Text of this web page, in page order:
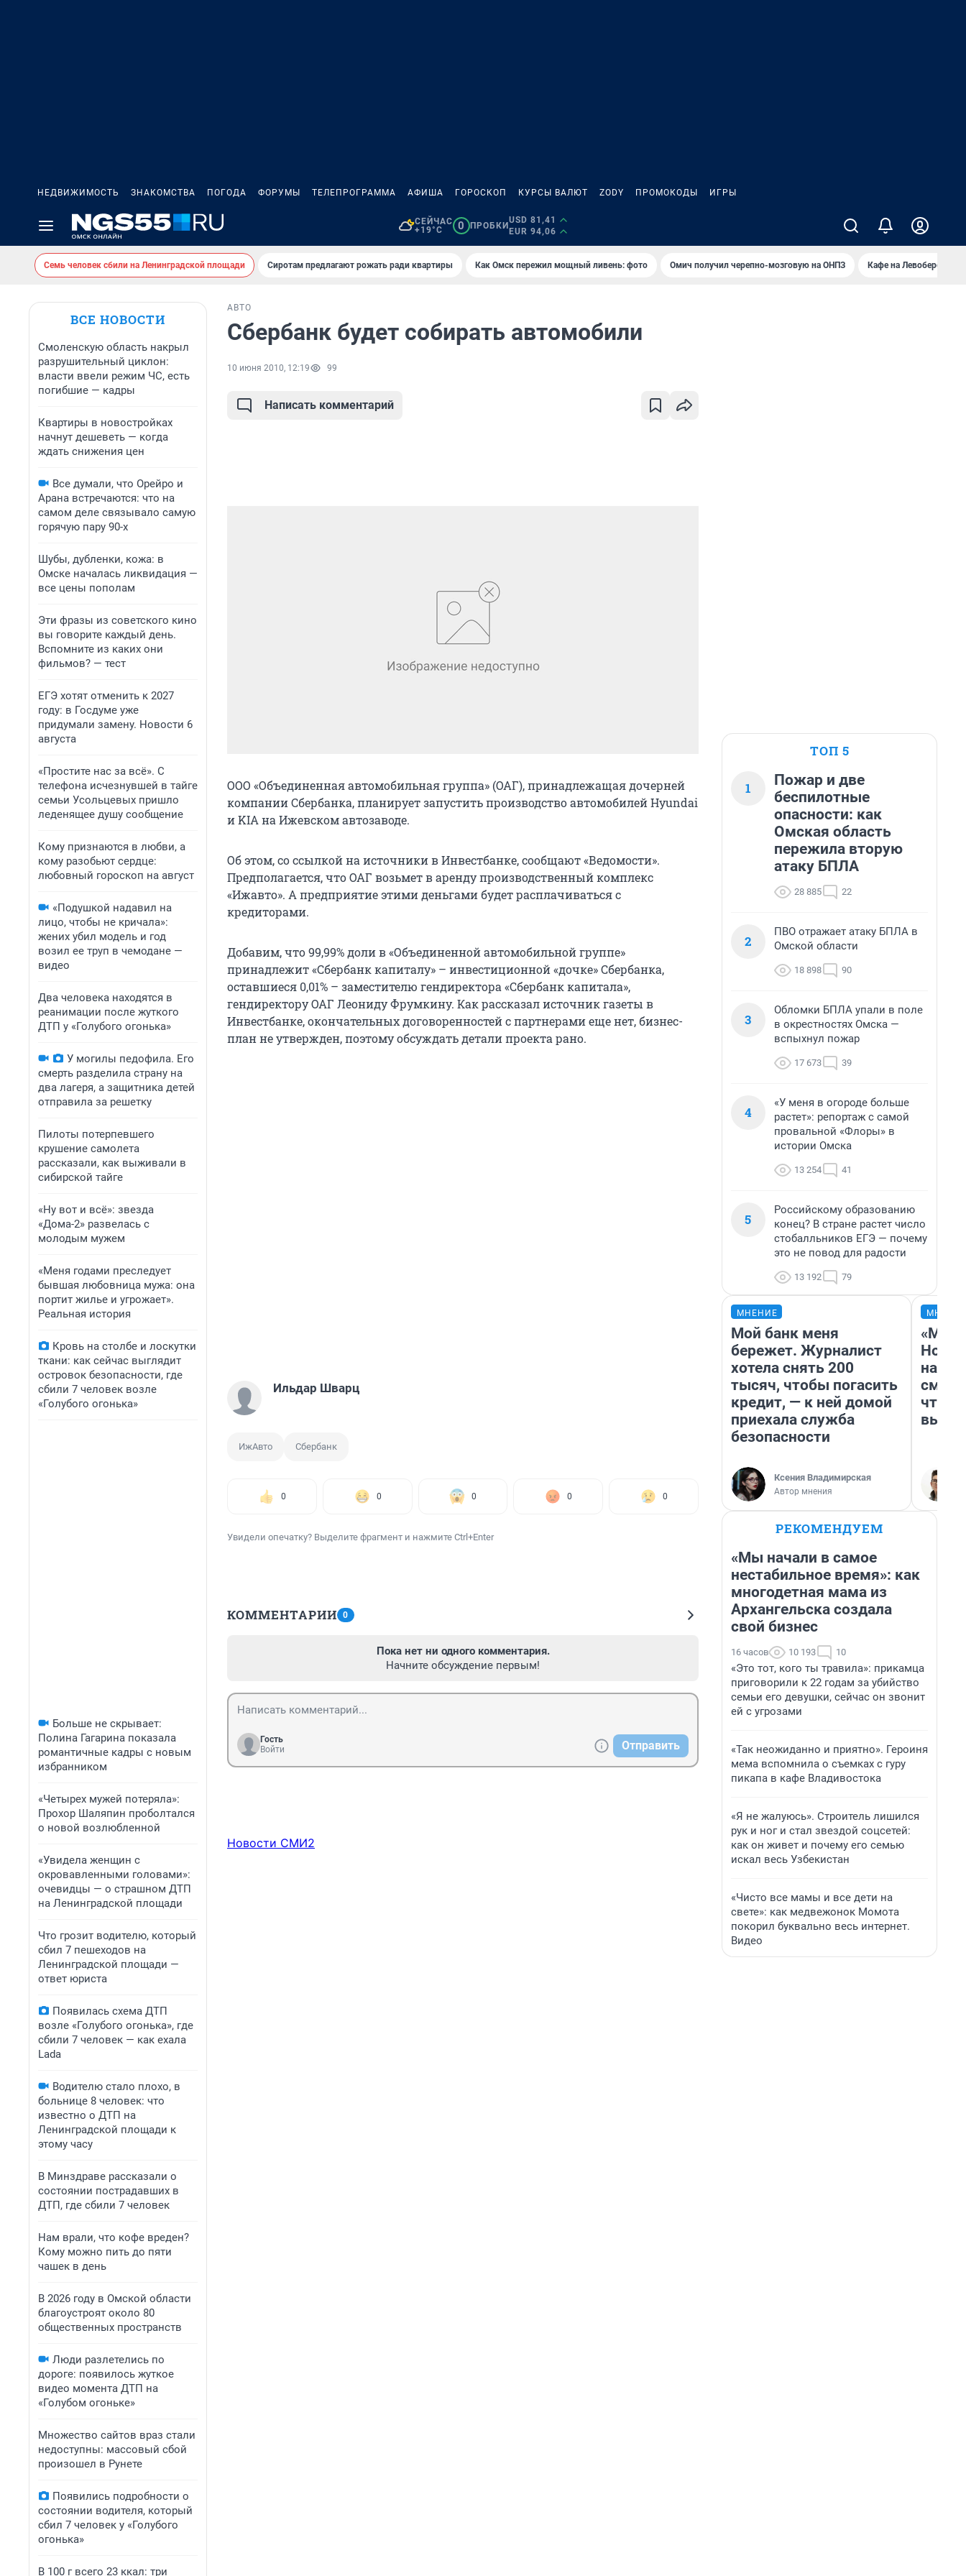
НЕДВИЖИМОСТЬ ЗНАКОМСТВА ПОГОДА ФОРУМЫ ТЕЛЕПРОГРАММА АФИША ГОРОСКОП КУРСЫ ВАЛЮТ ZODY ПРОМОКОДЫ ИГРЫ
СЕЙЧАС
+19°C
0 ПРОБКИ
USD 81,41
EUR 94,06
Семь человек сбили на Ленинградской площади Сиротам предлагают рожать ради квартиры Как Омск пережил мощный ливень: фото Омич получил черепно-мозговую на ОНПЗ Кафе на Левобережье
ВСЕ НОВОСТИ
Смоленскую область накрыл
разрушительный циклон:
власти ввели режим ЧС, есть
погибшие — кадры
Квартиры в новостройках
начнут дешеветь — когда
ждать снижения цен
Все думали, что Орейро и
Арана встречаются: что на
самом деле связывало самую
горячую пару 90-х
Шубы, дубленки, кожа: в
Омске началась ликвидация —
все цены пополам
Эти фразы из советского кино
вы говорите каждый день.
Вспомните из каких они
фильмов? — тест
ЕГЭ хотят отменить к 2027
году: в Госдуме уже
придумали замену. Новости 6
августа
«Простите нас за всё». С
телефона исчезнувшей в тайге
семьи Усольцевых пришло
леденящее душу сообщение
Кому признаются в любви, а
кому разобьют сердце:
любовный гороскоп на август
«Подушкой надавил на
лицо, чтобы не кричала»:
жених убил модель и год
возил ее труп в чемодане —
видео
Два человека находятся в
реанимации после жуткого
ДТП у «Голубого огонька»
У могилы педофила. Его
смерть разделила страну на
два лагеря, а защитника детей
отправила за решетку
Пилоты потерпевшего
крушение самолета
рассказали, как выживали в
сибирской тайге
«Ну вот и всё»: звезда
«Дома-2» развелась с
молодым мужем
«Меня годами преследует
бывшая любовница мужа: она
портит жилье и угрожает».
Реальная история
Кровь на столбе и лоскутки
ткани: как сейчас выглядит
островок безопасности, где
сбили 7 человек возле
«Голубого огонька»
Больше не скрывает:
Полина Гагарина показала
романтичные кадры с новым
избранником
«Четырех мужей потеряла»:
Прохор Шаляпин проболтался
о новой возлюбленной
«Увидела женщин с
окровавленными головами»:
очевидцы — о страшном ДТП
на Ленинградской площади
Что грозит водителю, который
сбил 7 пешеходов на
Ленинградской площади —
ответ юриста
Появилась схема ДТП
возле «Голубого огонька», где
сбили 7 человек — как ехала
Lada
Водителю стало плохо, в
больнице 8 человек: что
известно о ДТП на
Ленинградской площади к
этому часу
В Минздраве рассказали о
состоянии пострадавших в
ДТП, где сбили 7 человек
Нам врали, что кофе вреден?
Кому можно пить до пяти
чашек в день
В 2026 году в Омской области
благоустроят около 80
общественных пространств
Люди разлетелись по
дороге: появилось жуткое
видео момента ДТП на
«Голубом огоньке»
Множество сайтов враз стали
недоступны: массовый сбой
произошел в Рунете
Появились подробности о
состоянии водителя, который
сбил 7 человек у «Голубого
огонька»
В 100 г всего 23 ккал: три
АВТО
Сбербанк будет собирать автомобили
10 июня 2010, 12:19 99
Написать комментарий
ООО «Объединенная автомобильная группа» (ОАГ), принадлежащая дочерней
компании Сбербанка, планирует запустить производство автомобилей Hyundai
и KIA на Ижевском автозаводе.
Об этом, со ссылкой на источники в Инвестбанке, сообщают «Ведомости».
Предполагается, что ОАГ возьмет в аренду производственный комплекс
«Ижавто». А предприятие этими деньгами будет расплачиваться с
кредиторами.
Добавим, что 99,99% доли в «Объединенной автомобильной группе»
принадлежит «Сбербанк капиталу» – инвестиционной «дочке» Сбербанка,
оставшиеся 0,01% – заместителю гендиректора «Сбербанк капитала»,
гендиректору ОАГ Леониду Фрумкину. Как рассказал источник газеты в
Инвестбанке, окончательных договоренностей с партнерами еще нет, бизнес-
план не утвержден, поэтому обсуждать детали проекта рано.
Ильдар Шварц
ИжАвто Сбербанк
0 0 0 0 0
Увидели опечатку? Выделите фрагмент и нажмите Ctrl+Enter
КОММЕНТАРИИ 0
Пока нет ни одного комментария.
Начните обсуждение первым!
Гость
Войти
Отправить
Новости СМИ2
ТОП 5
1
Пожар и две
беспилотные
опасности: как
Омская область
пережила вторую
атаку БПЛА
28 885 22
2
ПВО отражает атаку БПЛА в
Омской области
18 898 90
3
Обломки БПЛА упали в поле
в окрестностях Омска —
вспыхнул пожар
17 673 39
4
«У меня в огороде больше
растет»: репортаж с самой
провальной «Флоры» в
истории Омска
13 254 41
5
Российскому образованию
конец? В стране растет число
стобалльников ЕГЭ — почему
это не повод для радости
13 192 79
МНЕНИЕ
Мой банк меня
бережет. Журналист
хотела снять 200
тысяч, чтобы погасить
кредит, — к ней домой
приехала служба
безопасности
Ксения Владимирская
Автор мнения
«Мы
РЕКОМЕНДУЕМ
«Мы начали в самое
нестабильное время»: как
многодетная мама из
Архангельска создала
свой бизнес
16 часов 10 193 10
«Это тот, кого ты травила»: прикамца
приговорили к 22 годам за убийство
семьи его девушки, сейчас он звонит
ей с угрозами
«Так неожиданно и приятно». Героиня
мема вспомнила о съемках с гуру
пикапа в кафе Владивостока
«Я не жалуюсь». Строитель лишился
рук и ног и стал звездой соцсетей:
как он живет и почему его семью
искал весь Узбекистан
«Чисто все мамы и все дети на
свете»: как медвежонок Момота
покорил буквально весь интернет.
Видео